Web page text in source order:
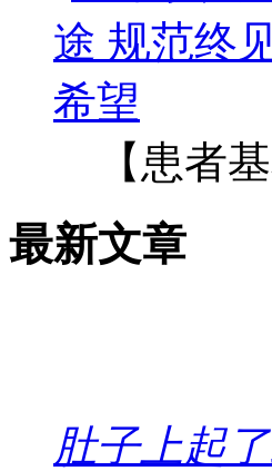
【患者
最新文章
肚子上起